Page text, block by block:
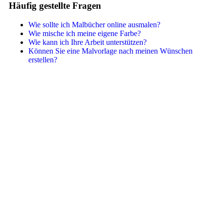
Häufig gestellte Fragen
Wie sollte ich Malbücher online ausmalen?
Wie mische ich meine eigene Farbe?
Wie kann ich Ihre Arbeit unterstützen?
Können Sie eine Malvorlage nach meinen Wünschen
erstellen?